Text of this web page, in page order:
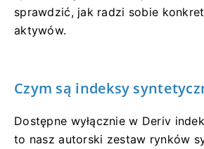
sprawdzić, jak radzi sobie
aktywów.
Czym są indeksy
Dostępne wyłącznie w Deriv
to nasz autorski zestaw rynków